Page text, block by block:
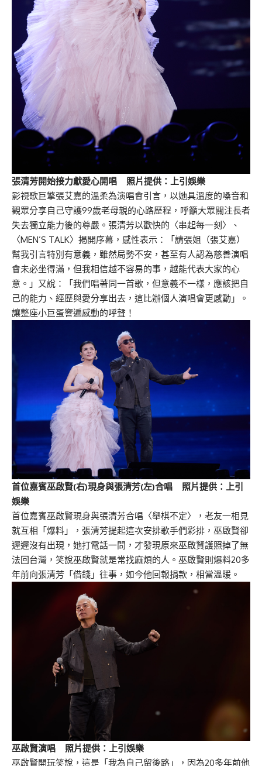
張清芳開始接力獻愛心開唱 照片提供：上引娛樂
影視歌巨擎張艾嘉的溫柔為演唱會引言，以她具溫度的嗓音和
觀眾分享自己守護99歲老母親的心路歷程，呼籲大眾關注長者
失去獨立能力後的尊嚴。張清芳以歡快的〈串起每一刻〉、
〈MEN’S TALK〉揭開序幕，感性表示：「請張姐（張艾嘉）
幫我引言特別有意義，雖然局勢不安，甚至有人認為慈善演唱
會未必坐得滿，但我相信越不容易的事，越能代表大家的心
意。」又說：「我們唱著同一首歌，但意義不一樣，應該把自
己的能力、經歷與愛分享出去，這比辦個人演唱會更感動」。
讓整座小巨蛋響遍感動的呼聲！
首位嘉賓巫啟賢(右)現身與張清芳(左)合唱 照片提供：上引
娛樂
首位嘉賓巫啟賢現身與張清芳合唱〈舉棋不定〉，老友一相見
就互相「爆料」，張清芳提起這次安排歌手們彩排，巫啟賢卻
遲遲沒有出現，她打電話一問，才發現原來巫啟賢護照掉了無
法回台灣，笑說巫啟賢就是常找麻煩的人。巫啟賢則爆料20多
年前向張清芳「借錢」往事，如今他回報捐款，相當溫暖。
巫啟賢演唱 照片提供：上引娛樂
巫啟賢開玩笑說，這是「我為自己留後路」，因為20多年前他